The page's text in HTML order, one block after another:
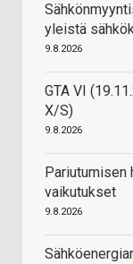
yleistä
9.8.2026
GTA VI
X/S)
9.8.2026
Pariutumisen
vaikutukset
9.8.2026